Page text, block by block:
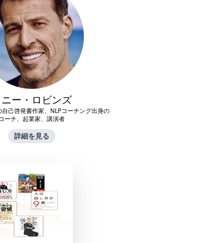
ニー・ロビンズ
己啓発書作家、NLPコーチング出身の
ーチ、起業家、講演者
詳細を見る